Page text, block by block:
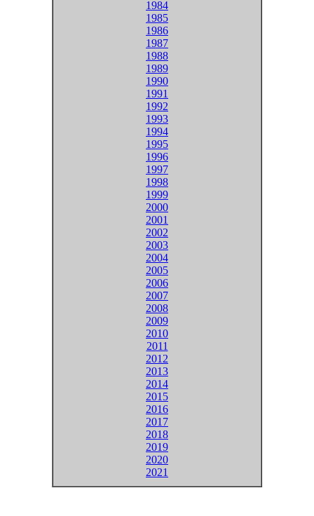
1984
1985
1986
1987
1988
1989
1990
1991
1992
1993
1994
1995
1996
1997
1998
1999
2000
2001
2002
2003
2004
2005
2006
2007
2008
2009
2010
2011
2012
2013
2014
2015
2016
2017
2018
2019
2020
2021